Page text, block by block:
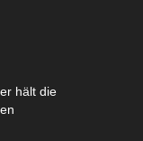
hält die